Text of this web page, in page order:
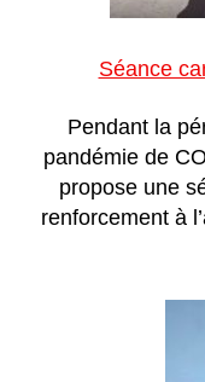
Séance
Pendant la
pandémie de
propose une
renforcement à